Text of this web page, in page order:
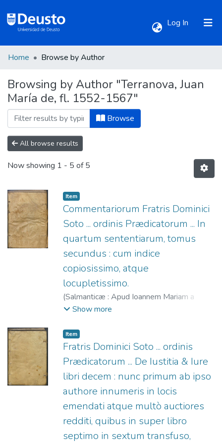
Log In (current)
All of DSpace
Home Browse by Author
Browsing by Author "Terranova, Juan
María de, fl. 1552-1567"
Browse
All browse results
Now showing 1 - 5 of 5
Item
Commentariorum Fratris Dominici
Soto ... ordinis Prædicatorum ... In
quartum sententiarum, tomus
secundus : cum indice
copiosissimo, atque
locupletissimo.
(Salmanticæ : Apud Ioannem Mariam a
Terranoua Expensis Benedicti Boyerij
1494-1560
Terranova, Juan María de, fl. 1552-1567
Show more
Item
Fratris Dominici Soto ... ordinis
Prædicatorum ... De Iustitia & Iure
libri decem : nunc primum ab ipso
authore innumeris in locis
emendati atque multò auctiores
redditi, quibus in super libro
septimo in sextum transfuso,